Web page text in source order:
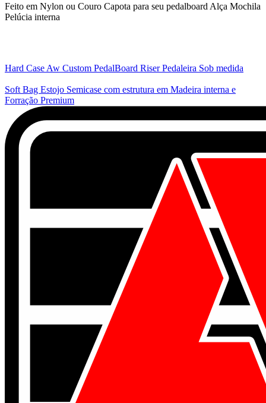
Feito em Nylon ou Couro Capota para seu pedalboard Alça Mochila
Pelúcia interna
Hard Case Aw Custom PedalBoard Riser Pedaleira Sob medida
Soft Bag Estojo Semicase com estrutura em Madeira interna e
Forração Premium